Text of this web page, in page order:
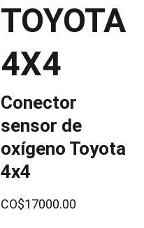
TOYOTA
4X4
Conector
sensor de
oxígeno Toyota
4x4
CO$17000.00